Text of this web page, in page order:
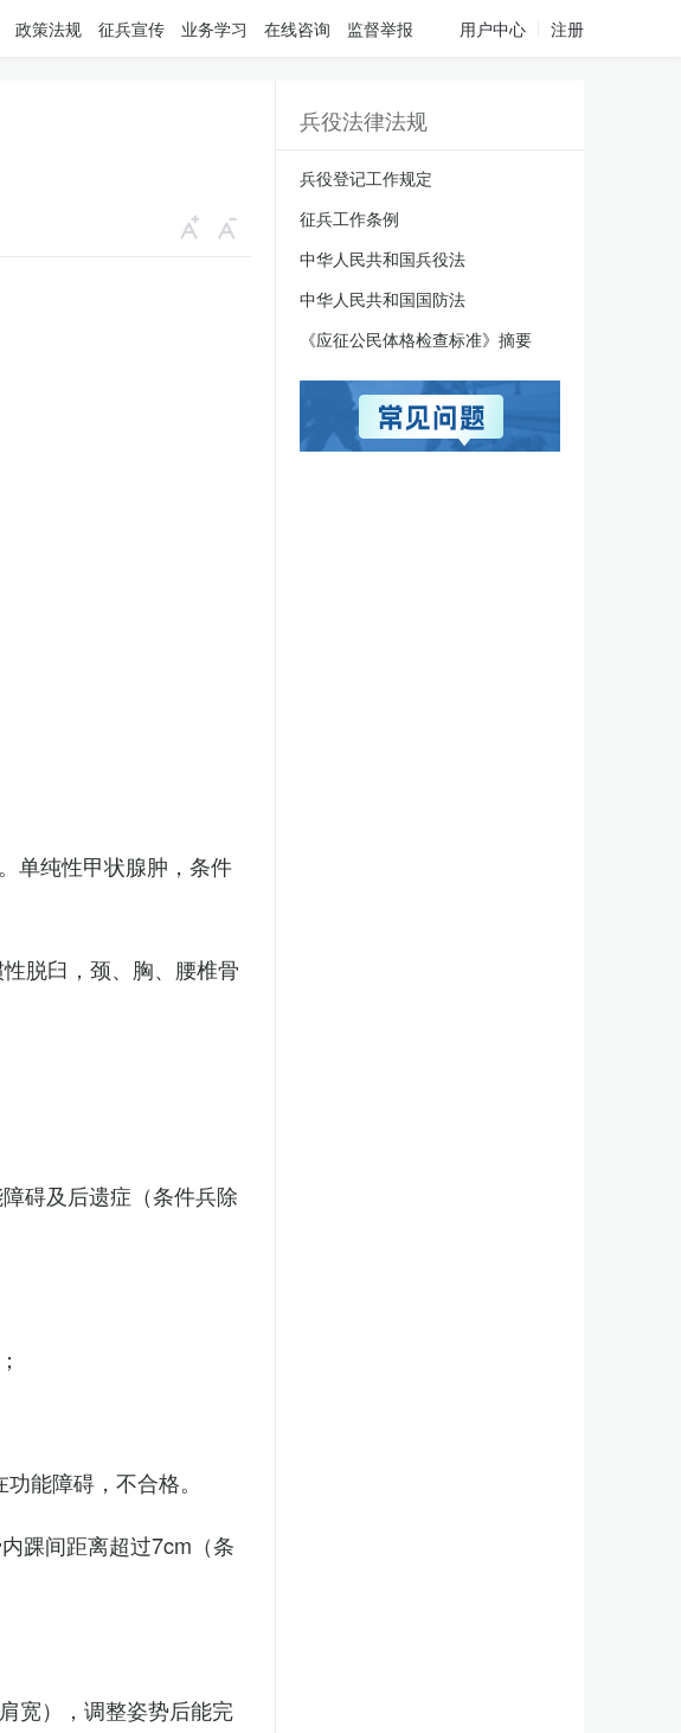
政策法规 征兵宣传 业务学习 在线咨询 监督举报 用户中心 注册
单纯性甲状腺肿，条件
脱臼，颈、胸、腰椎骨
碍及后遗症（条件兵除
能障碍，不合格。
踝间距离超过7cm（条
宽），调整姿势后能完
兵役法律法规
兵役登记工作规定
征兵工作条例
中华人民共和国兵役法
中华人民共和国国防法
《应征公民体格检查标准》摘要